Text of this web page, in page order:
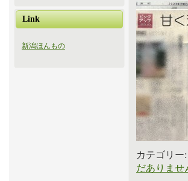
Link
新潟ほんもの
カテゴリー:
だありませ